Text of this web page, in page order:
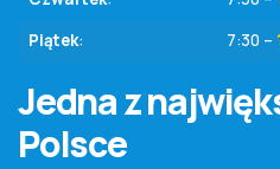
Piątek: 7:30 –
Jedna z
Polsce